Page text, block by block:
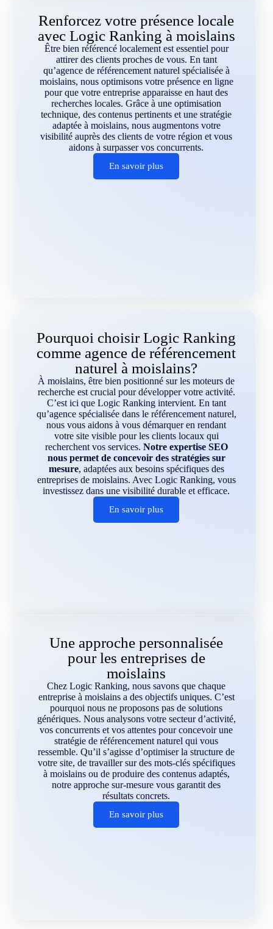
Renforcez votre présence locale
avec Logic Ranking à moislains
Être bien référencé localement est essentiel pour
attirer des clients proches de vous. En tant
qu’agence de référencement naturel spécialisée à
moislains, nous optimisons votre présence en ligne
pour que votre entreprise apparaisse en haut des
recherches locales. Grâce à une optimisation
technique, des contenus pertinents et une stratégie
adaptée à moislains, nous augmentons votre
visibilité auprès des clients de votre région et vous
aidons à surpasser vos concurrents.
En savoir plus
Pourquoi choisir Logic Ranking
comme agence de référencement
naturel à moislains?
À moislains, être bien positionné sur les moteurs de
recherche est crucial pour développer votre activité.
C’est ici que Logic Ranking intervient. En tant
qu’agence spécialisée dans le référencement naturel,
nous vous aidons à vous démarquer en rendant
votre site visible pour les clients locaux qui
recherchent vos services. Notre expertise SEO
nous permet de concevoir des stratégies sur
mesure, adaptées aux besoins spécifiques des
entreprises de moislains. Avec Logic Ranking, vous
investissez dans une visibilité durable et efficace.
En savoir plus
Une approche personnalisée
pour les entreprises de
moislains
Chez Logic Ranking, nous savons que chaque
entreprise à moislains a des objectifs uniques. C’est
pourquoi nous ne proposons pas de solutions
génériques. Nous analysons votre secteur d’activité,
vos concurrents et vos attentes pour concevoir une
stratégie de référencement naturel qui vous
ressemble. Qu’il s’agisse d’optimiser la structure de
votre site, de travailler sur des mots-clés spécifiques
à moislains ou de produire des contenus adaptés,
notre approche sur-mesure vous garantit des
résultats concrets.
En savoir plus